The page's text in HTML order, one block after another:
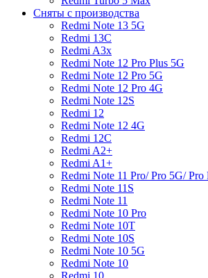
Сняты с производства
Redmi Note 13 5G
Redmi 13C
Redmi A3x
Redmi Note 12 Pro Plus 5G
Redmi Note 12 Pro 5G
Redmi Note 12 Pro 4G
Redmi Note 12S
Redmi 12
Redmi Note 12 4G
Redmi 12C
Redmi A2+
Redmi A1+
Redmi Note 11 Pro/ Pro 5G/ Pro
Redmi Note 11S
Redmi Note 11
Redmi Note 10 Pro
Redmi Note 10T
Redmi Note 10S
Redmi Note 10 5G
Redmi Note 10
Redmi 10